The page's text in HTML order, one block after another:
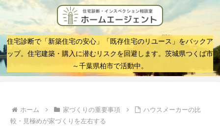
住宅診断で「新築住宅の安心」「既存住宅のリユース」をバックア
ップ。住宅建築・購入に潜むリスクを回避します。茨城県つくば市
～千葉県柏市で活動中。
ホーム 家づくりの重要事項
ハウスメーカーの比
較・見極めが家づくりを左右する